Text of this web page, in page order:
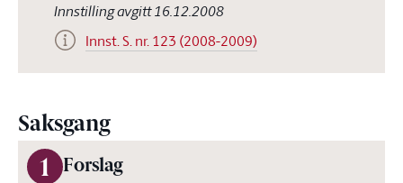
Innstilling avgitt 16.12.2008
Innst. S. nr. 123 (2008-2009)
Saksgang
1 Forslag